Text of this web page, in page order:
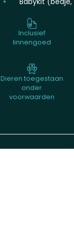
Inclusief
linnengoed
Dieren toegestaan
onder
voorwaarden